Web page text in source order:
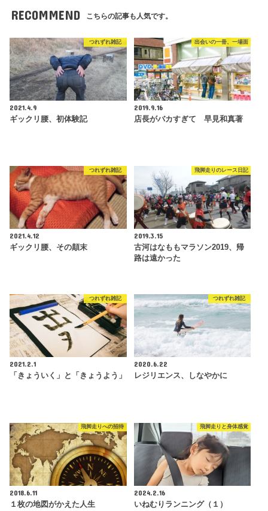
RECOMMEND こちらの記事も人気です。
つれずれ雑記
2021.4.9
ギックリ腰、初体験記
出会いの一冊、一場面
2019.9.16
店長がバカすぎて 早見和真著
つれずれ雑記
2021.4.12
ギックリ腰、その顛末
飛脚走りのレース日記
2019.3.15
古河はなももマラソン2019、帰
路は遠かった
つれずれ雑記
2021.2.1
「きょういく」と「きょうよう」
つれずれ雑記
2020.6.22
レジリエンス、しなやかに
飛脚走りへの招待
2018.6.11
１枚の地図がかえた人生
飛脚走りと身体感覚
2024.2.16
いねむりランニング（１）